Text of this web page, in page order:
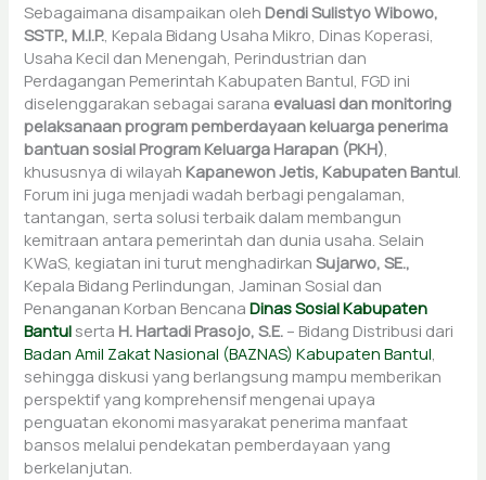
Sebagaimana disampaikan oleh Dendi Sulistyo Wibowo,
SSTP., M.I.P., Kepala Bidang Usaha Mikro, Dinas Koperasi,
Usaha Kecil dan Menengah, Perindustrian dan
Perdagangan Pemerintah Kabupaten Bantul, FGD ini
diselenggarakan sebagai sarana evaluasi dan monitoring
pelaksanaan program pemberdayaan keluarga penerima
bantuan sosial Program Keluarga Harapan (PKH),
khususnya di wilayah Kapanewon Jetis, Kabupaten Bantul.
Forum ini juga menjadi wadah berbagi pengalaman,
tantangan, serta solusi terbaik dalam membangun
kemitraan antara pemerintah dan dunia usaha. Selain
KWaS, kegiatan ini turut menghadirkanSujarwo, SE.,
Kepala Bidang Perlindungan, Jaminan Sosial dan
Penanganan Korban BencanaDinas Sosial Kabupaten
Bantul serta H. Hartadi Prasojo, S.E. – Bidang Distribusi dari
Badan Amil Zakat Nasional (BAZNAS) Kabupaten Bantul,
sehingga diskusi yang berlangsung mampu memberikan
perspektif yang komprehensif mengenai upaya
penguatan ekonomi masyarakat penerima manfaat
bansos melalui pendekatan pemberdayaan yang
berkelanjutan.